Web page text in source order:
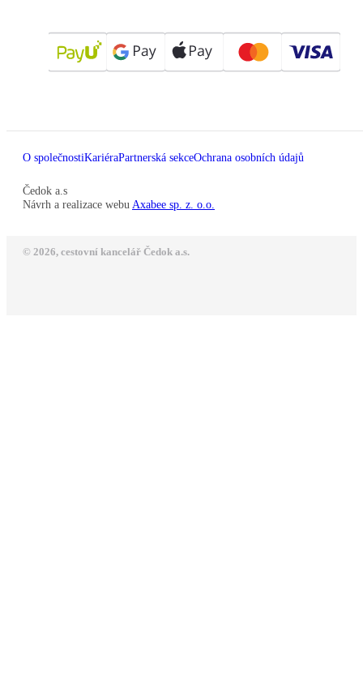
O společnostiKariéraPartnerská sekceOchrana osobních údajů
Čedok a.s
Návrh a realizace webu Axabee sp. z. o.o.
© 2026, cestovní kancelář Čedok a.s.